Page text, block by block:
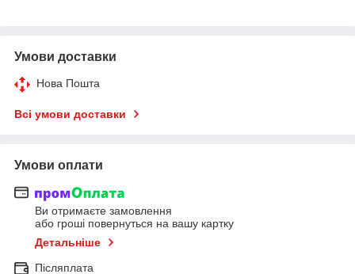
Умови доставки
Нова Пошта
Всі умови доставки
Умови оплати
Ви отримаєте замовлення
або гроші повернуться на вашу картку
Детальніше
Післяплата